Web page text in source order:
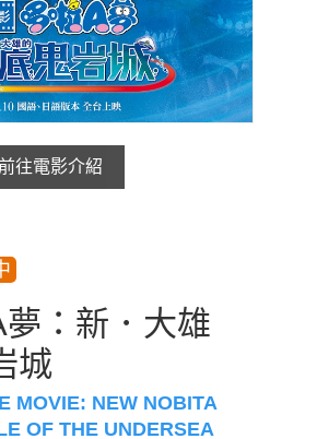
往電影介紹
：新．大雄
城
MOVIE: NEW NOBITA
OF THE UNDERSEA
加入iShow
會員Q&A